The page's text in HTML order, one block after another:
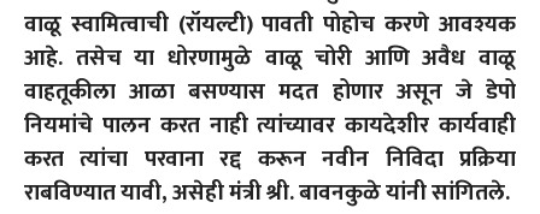
वाळू स्वामित्वाची (रॉयल्टी) पावती पोहोच करणे आवश्यक
आहे. तसेच या धोरणामुळे वाळू चोरी आणि अवैध वाळू
वाहतूकीला आळा बसण्यास मदत होणार असून जे डेपो
नियमांचे पालन करत नाही त्यांच्यावर कायदेशीर कार्यवाही
करत त्यांचा परवाना रद्द करून नवीन निविदा प्रक्रिया
राबविण्यात यावी,असेही मंत्री श्री. बावनकुळे यांनी सांगितले.